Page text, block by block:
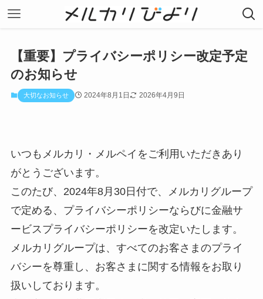
【重要】プライバシーポリシー改定予定
のお知らせ
大切なお知らせ 2024年8月1日 2026年4月9日
いつもメルカリ・メルペイをご利用いただきあり
がとうございます。
このたび、2024年8月30日付で、メルカリグループ
で定める、プライバシーポリシーならびに金融サ
ービスプライバシーポリシーを改定いたします。
メルカリグループは、すべてのお客さまのプライ
バシーを尊重し、お客さまに関する情報をお取り
扱いしております。